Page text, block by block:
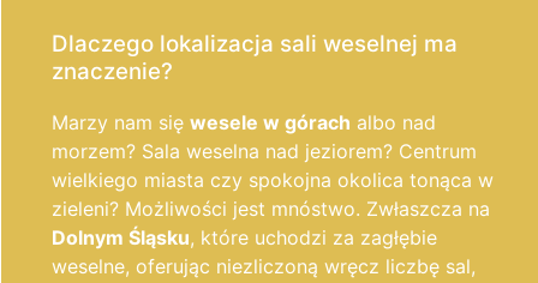
Dlaczego lokalizacja sali weselnej ma
znaczenie?
Marzy nam sięwesele w górach albo nad
morzem? Sala weselna nad jeziorem? Centrum
wielkiego miasta czy spokojna okolica tonąca w
zieleni? Możliwości jest mnóstwo. Zwłaszcza na
Dolnym Śląsku, które uchodzi za zagłębie
weselne, oferując niezliczoną wręcz liczbę sal,